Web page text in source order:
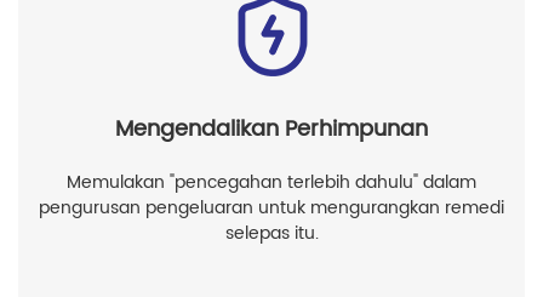
Mengendalikan Perhimpunan
Memulakan "pencegahan terlebih dahulu" dalam
pengurusan pengeluaran untuk mengurangkan remedi
selepas itu.